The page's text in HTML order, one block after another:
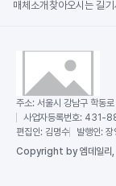
매체소개 찾아오시는 길
주소: 서울시 강남구 학동
사업자등록번호: 431-
편집인: 김명수 발행인: 장
Copyright by 엠데일리,